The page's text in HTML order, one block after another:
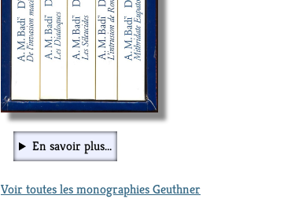
En savoir plus...
Voir toutes les monographies Geuthner